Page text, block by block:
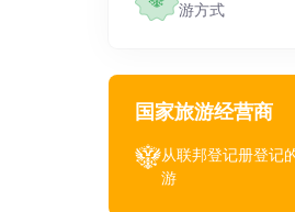
游方式
国家旅游经营商
从联邦登记册登记
游